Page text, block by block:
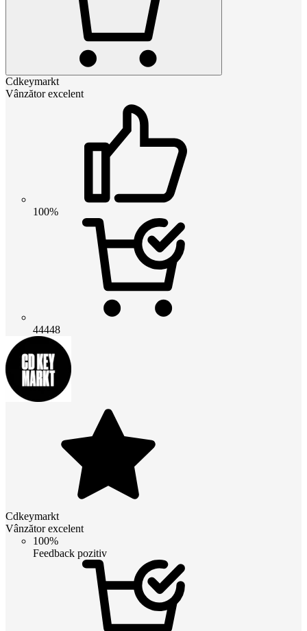
Cdkeymarkt
Vânzător excelent
100%
44448
Cdkeymarkt
Vânzător excelent
100%
Feedback pozitiv